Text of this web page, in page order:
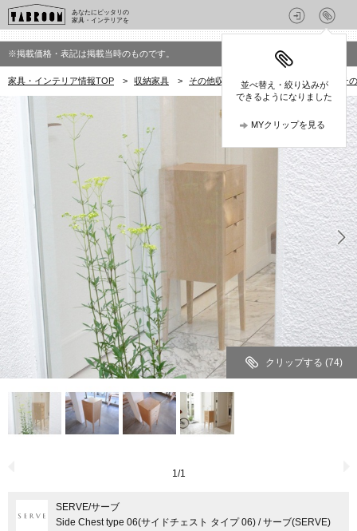
あなたにピッタリの
家具・インテリアを
並べ替え・絞り込みが
できるようになりました
MYクリップを見る
※掲載価格・表記は掲載当時のものです。
家具・インテリア情報TOP > 収納家具 > その他収納家具 > サーブ(SERVE)のそ
クリップする (74)
1/1
SERVE/サーブ
Side Chest type 06(サイドチェスト タイプ 06) / サーブ(SERVE)